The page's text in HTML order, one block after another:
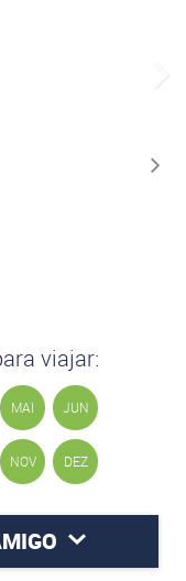
viajar:
MAI JUN
NOV DEZ